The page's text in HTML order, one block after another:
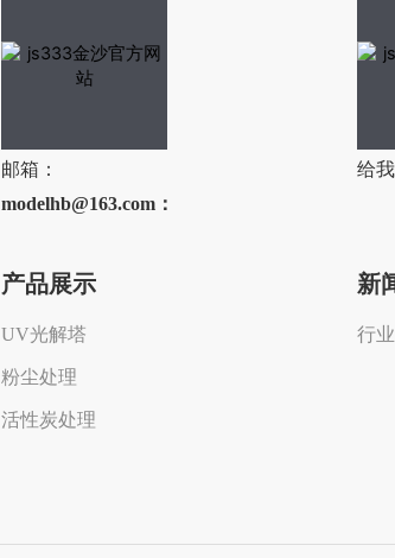
邮箱：
modelhb@163.com：
给
产品展示
UV光解塔
粉尘处理
活性炭处理
新
行